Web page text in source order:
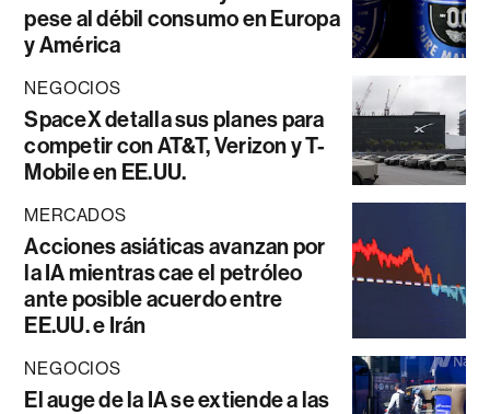
pese al débil consumo en Europa
y América
NEGOCIOS
SpaceX detalla sus planes para
competir con AT&T, Verizon y T-
Mobile en EE.UU.
MERCADOS
Acciones asiáticas avanzan por
la IA mientras cae el petróleo
ante posible acuerdo entre
EE.UU. e Irán
NEGOCIOS
El auge de la IA se extiende a las